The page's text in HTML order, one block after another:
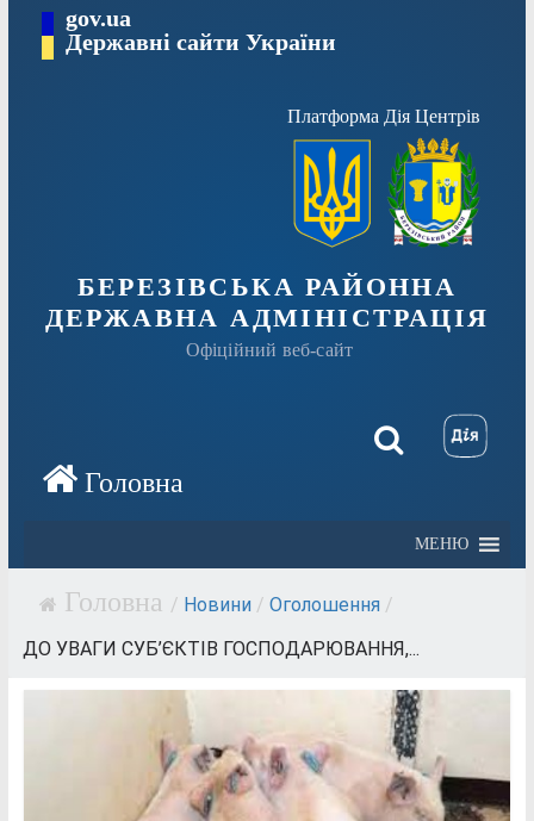
Перейтиgov.ua
Державні сайти України
Платформа Дія Центрів
БЕРЕЗІВСЬКА РАЙОННА
ДЕРЖАВНА АДМІНІСТРАЦІЯ
Офіційний веб-сайт
МЕНЮ
/ Новини / Оголошення /
ДО УВАГИ СУБ’ЄКТІВ ГОСПОДАРЮВАННЯ,...